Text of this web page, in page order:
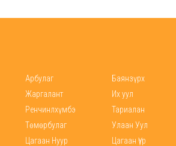
Арбулаг Баянзүрх
Жаргалант Их уул
Ренчинлхүмбэ Тариалан
Төмөрбулаг Улаан Уул
Цагаан Нуур Цагаан Үүр